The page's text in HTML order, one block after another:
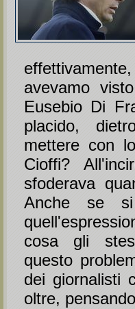
avevamo
Eusebio Di
placido,
mettere con
Cioffi?
sfoderava
Anche se si
cosa gli
questo
dei giornalisti
oltre,